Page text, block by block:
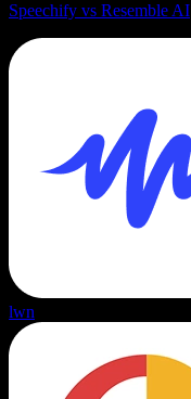
Speechify vs Resemble AI
lwn